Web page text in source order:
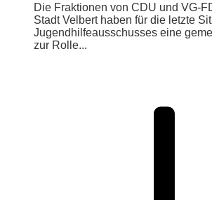
Die Fraktionen von CDU und VG-
Stadt Velbert haben für die letzte
Jugendhilfeausschusses eine
zur Rolle...